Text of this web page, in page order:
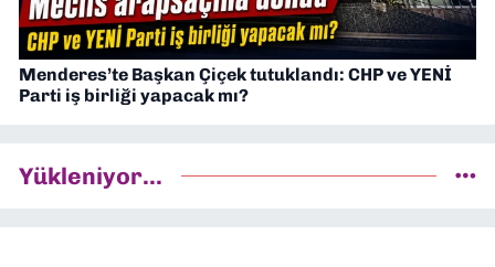
Menderes’te Başkan Çiçek tutuklandı: CHP ve YENİ
Parti iş birliği yapacak mı?
Yükleniyor...